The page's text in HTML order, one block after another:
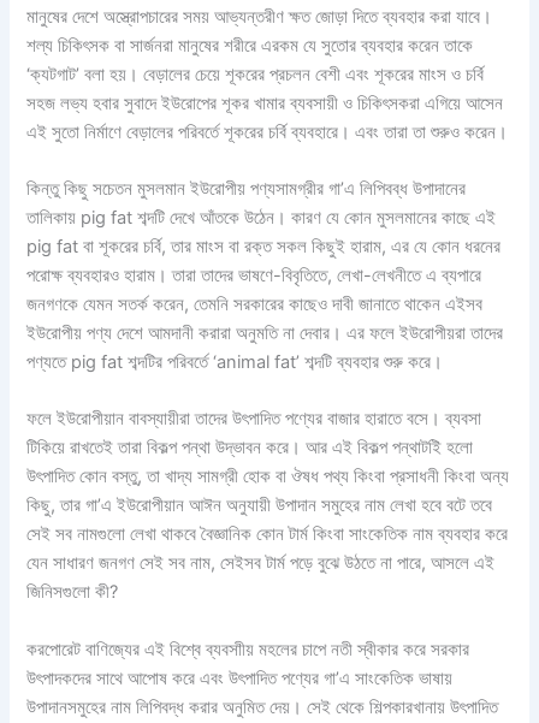
মানুষের দেশে অস্ত্রোপচারের সময় আভ্যন্তরীণ ক্ষত জোড়া দিতে ব্যবহার করা যাবে।
শল্য চিকিৎসক বা সার্জনরা মানুষের শরীরে এরকম যে সুতোর ব্যবহার করেন তাকে
‘ক্যটগাট’ বলা হয়। বেড়ালের চেয়ে শূকরের প্রচলন বেশী এবং শূকরের মাংস ও চর্বি
সহজ লভ্য হবার সুবাদে ইউরোপের শূকর খামার ব্যবসায়ী ও চিকিৎসকরা এগিয়ে আসেন
এই সুতো নির্মাণে বেড়ালের পরিবর্তে শূকরের চর্বি ব্যবহারে। এবং তারা তা শুরুও করেন।
কিন্তু কিছু সচেতন মুসলমান ইউরোপীয় পণ্যসামগ্রীর গা’এ লিপিবব্ধ উপাদানের
তালিকায় pig fat শব্দটি দেখে আঁতকে উঠেন। কারণ যে কোন মুসলমানের কাছে এই
pig fat বা শূকরের চর্বি, তার মাংস বা রক্ত সকল কিছুই হারাম, এর যে কোন ধরনের
পরোক্ষ ব্যবহারও হারাম। তারা তাদের ভাষণে-বিবৃতিতে, লেখা-লেখনীতে এ ব্যপারে
জনগণকে যেমন সতর্ক করেন, তেমনি সরকারের কাছেও দাবী জানাতে থাকেন এইসব
ইউরোপীয় পণ্য দেশে আমদানী করারা অনুমতি না দেবার। এর ফলে ইউরোপীয়রা তাদের
পণ্যতে pig fat শব্দটির পরিবর্তে ‘animal fat’ শব্দটি ব্যবহার শুরু করে।
ফলে ইউরোপীয়ান বাবস্যায়ীরা তাদের উৎপাদিত পণ্যের বাজার হারাতে বসে। ব্যবসা
টিকিয়ে রাখতেই তারা বিকল্প পন্থা উদ্ভাবন করে। আর এই বিকল্প পন্থাটইি হলো
উৎপাদিত কোন বস্তু, তা খাদ্য সামগ্রী হোক বা ঔষধ পথ্য কিংবা প্রসাধনী কিংবা অন্য
কিছু, তার গা’এ ইউরোপীয়ান আঈন অনুযায়ী উপাদান সমুহের নাম লেখা হবে বটে তবে
সেই সব নামগুলো লেখা থাকবে বৈজ্ঞানিক কোন টার্ম কিংবা সাংকেতিক নাম ব্যবহার করে
যেন সাধারণ জনগণ সেই সব নাম, সেইসব টার্ম পড়ে বুঝে উঠতে না পারে, আসলে এই
জিনিসগুলো কী?
করপোরেট বাণিজ্যের এই বিশ্বে ব্যবসাীয় মহলের চাপে নতী স্বীকার করে সরকার
উৎপাদকদের সাথে আপোষ করে এবং উৎপাদিত পণ্যের গা’এ সাংকেতিক ভাষায়
উপাদানসমুহের নাম লিপিবদ্ধ করার অনুমিত দেয়। সেই থেকে শিল্পকারখানায় উৎপাদিত